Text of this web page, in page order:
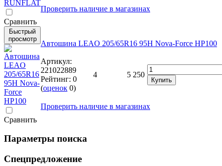
Cравнить
Проверить наличие в магазинах
Быстрый
просмотр
Cравнить
Автошина LEAO 205/65R16 95H Nova-Force HP100
Артикул:
221022889
Рейтинг: 0
(оценок 0)
4 5 250
Купить
Проверить наличие в магазинах
Параметры поиска
Спецпредложение